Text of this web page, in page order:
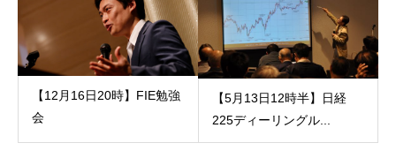
【12月16日20時】FIE勉強
会
【5月13日12時半】日経
225ディーリングル...